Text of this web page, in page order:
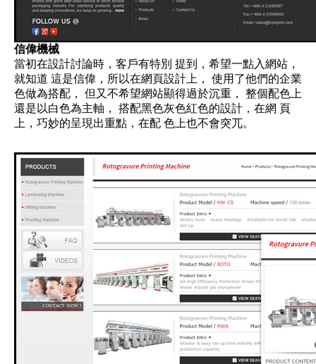
信偉機械
當初在設計討論時，客戶有特別 提到，希望一點入網站，
就知道 這是信偉，所以在網頁設計上， 使用了他們的企業
色做為搭配， 但又不希望網站顯得過於沉重， 整個配色上
還是以白色為主軸， 搭配黑色灰色紅色的設計，在網 頁
上，巧妙的呈現出重點，在配 色上也不會突兀。